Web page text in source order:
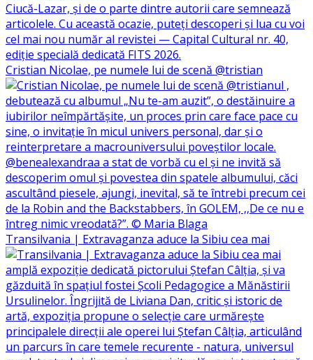
Cristian Nicolae, pe numele lui de scenă @tristian
Transilvania | Extravaganza aduce la Sibiu cea mai